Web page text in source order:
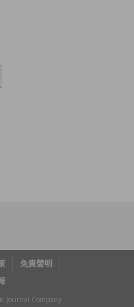
免責聲明
Journal Company